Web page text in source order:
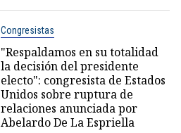
Congresistas
"Respaldamos en su totalidad
la decisión del presidente
electo": congresista de Estados
Unidos sobre ruptura de
relaciones anunciada por
Abelardo De La Espriella